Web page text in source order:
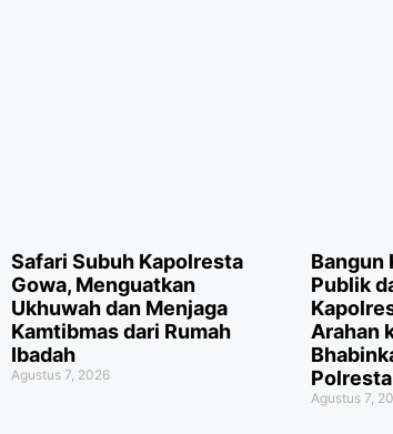
Safari Subuh Kapolresta
Gowa, Menguatkan
Ukhuwah dan Menjaga
Kamtibmas dari Rumah
Ibadah
Agustus 7, 2026
Bangun
Publik
Arahan
Agustus 7,